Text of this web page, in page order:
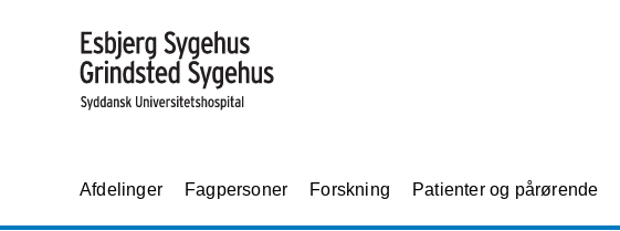
Afdelinger Fagpersoner Forskning Patienter og pårørende